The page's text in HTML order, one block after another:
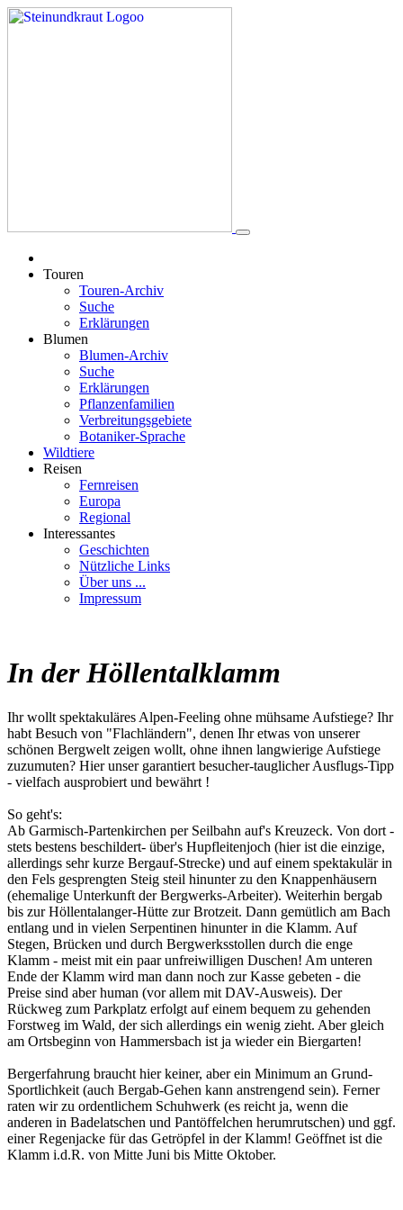
Touren
Touren-Archiv
Suche
Erklärungen
Blumen
Blumen-Archiv
Suche
Erklärungen
Pflanzenfamilien
Verbreitungsgebiete
Botaniker-Sprache
Wildtiere
Reisen
Fernreisen
Europa
Regional
Interessantes
Geschichten
Nützliche Links
Über uns ...
Impressum
In der Höllentalklamm
Ihr wollt spektakuläres Alpen-Feeling ohne mühsame Aufstiege? Ihr
habt Besuch von "Flachländern", denen Ihr etwas von unserer
schönen Bergwelt zeigen wollt, ohne ihnen langwierige Aufstiege
zuzumuten? Hier unser garantiert besucher-tauglicher Ausflugs-Tipp
- vielfach ausprobiert und bewährt !
So geht's:
Ab Garmisch-Partenkirchen per Seilbahn auf's Kreuzeck. Von dort -
stets bestens beschildert- über's Hupfleitenjoch (hier ist die einzige,
allerdings sehr kurze Bergauf-Strecke) und auf einem spektakulär in
den Fels gesprengten Steig steil hinunter zu den Knappenhäusern
(ehemalige Unterkunft der Bergwerks-Arbeiter). Weiterhin bergab
bis zur Höllentalanger-Hütte zur Brotzeit. Dann gemütlich am Bach
entlang und in vielen Serpentinen hinunter in die Klamm. Auf
Stegen, Brücken und durch Bergwerksstollen durch die enge
Klamm - meist mit ein paar unfreiwilligen Duschen! Am unteren
Ende der Klamm wird man dann noch zur Kasse gebeten - die
Preise sind aber human (vor allem mit DAV-Ausweis). Der
Rückweg zum Parkplatz erfolgt auf einem bequem zu gehenden
Forstweg im Wald, der sich allerdings ein wenig zieht. Aber gleich
am Ortsbeginn von Hammersbach ist ja wieder ein Biergarten!
Bergerfahrung braucht hier keiner, aber ein Minimum an Grund-
Sportlichkeit (auch Bergab-Gehen kann anstrengend sein). Ferner
raten wir zu ordentlichem Schuhwerk (es reicht ja, wenn die
anderen in Badelatschen und Pantöffelchen herumrutschen) und ggf.
einer Regenjacke für das Getröpfel in der Klamm! Geöffnet ist die
Klamm i.d.R. von Mitte Juni bis Mitte Oktober.